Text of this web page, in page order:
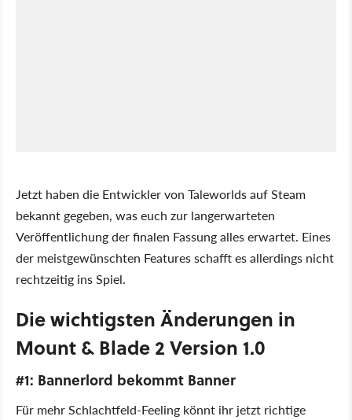
Jetzt haben die Entwickler von Taleworlds auf Steam
bekannt gegeben, was euch zur langerwarteten
Veröffentlichung der finalen Fassung alles erwartet. Eines
der meistgewünschten Features schafft es allerdings nicht
rechtzeitig ins Spiel.
Die wichtigsten Änderungen in
Mount & Blade 2 Version 1.0
#1: Bannerlord bekommt Banner
Für mehr Schlachtfeld-Feeling könnt ihr jetzt richtige